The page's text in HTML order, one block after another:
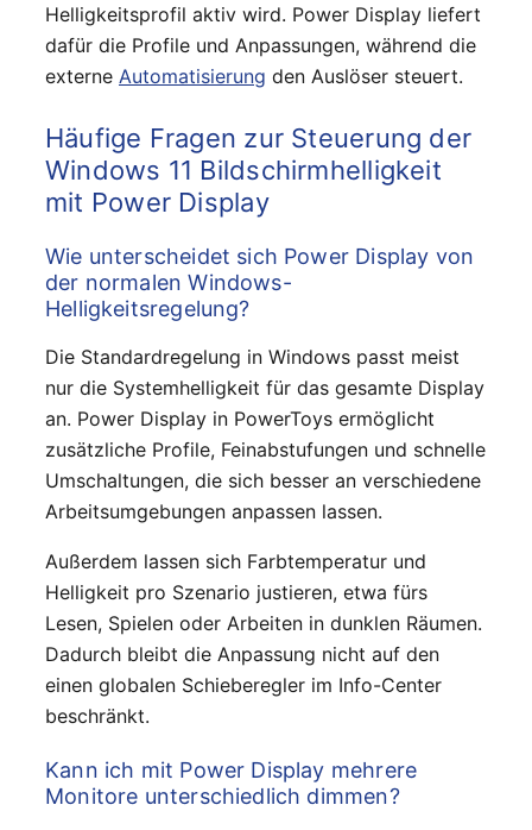
Helligkeitsprofil aktiv wird. Power Display liefert
dafür die Profile und Anpassungen, während die
externe Automatisierung den Auslöser steuert.
Häufige Fragen zur Steuerung der
Windows 11 Bildschirmhelligkeit
mit Power Display
Wie unterscheidet sich Power Display von
der normalen Windows-
Helligkeitsregelung?
Die Standardregelung in Windows passt meist
nur die Systemhelligkeit für das gesamte Display
an. Power Display in PowerToys ermöglicht
zusätzliche Profile, Feinabstufungen und schnelle
Umschaltungen, die sich besser an verschiedene
Arbeitsumgebungen anpassen lassen.
Außerdem lassen sich Farbtemperatur und
Helligkeit pro Szenario justieren, etwa fürs
Lesen, Spielen oder Arbeiten in dunklen Räumen.
Dadurch bleibt die Anpassung nicht auf den
einen globalen Schieberegler im Info-Center
beschränkt.
Kann ich mit Power Display mehrere
Monitore unterschiedlich dimmen?